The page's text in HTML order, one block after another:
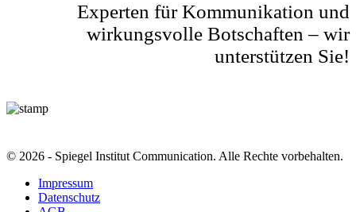
Experten für Kommunikation und
wirkungsvolle Botschaften – wir
unterstützen Sie!
© 2026 - Spiegel Institut Communication. Alle Rechte vorbehalten.
Impressum
Datenschutz